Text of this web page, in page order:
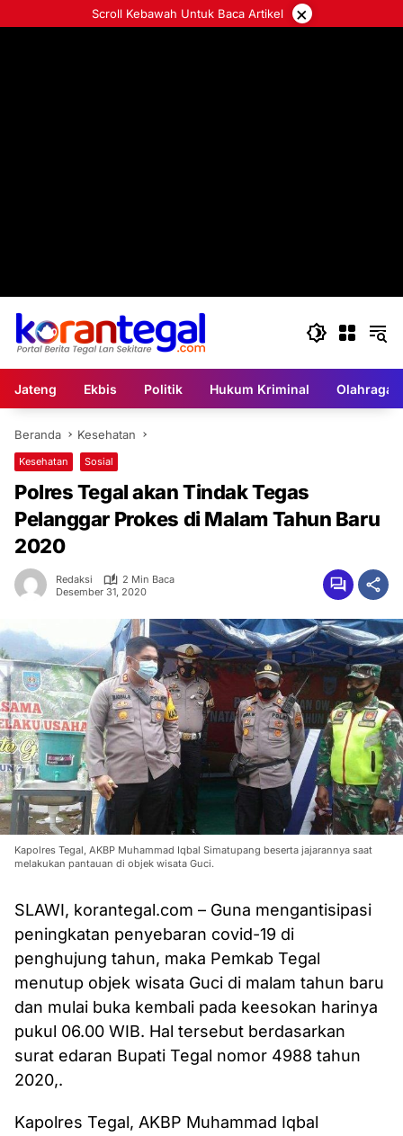
ke
Scroll Kebawah Untuk Baca Artikel ×
Jateng Ekbis Politik Hukum Kriminal Olahraga
Beranda Kesehatan
Kesehatan Sosial
Polres Tegal akan Tindak Tegas
Pelanggar Prokes di Malam Tahun Baru
2020
Redaksi
2 Min Baca
Desember 31, 2020
Kapolres Tegal, AKBP Muhammad Iqbal Simatupang beserta jajarannya saat
melakukan pantauan di objek wisata Guci.
SLAWI, korantegal.com – Guna mengantisipasi
peningkatan penyebaran covid-19 di
penghujung tahun, maka Pemkab Tegal
menutup objek wisata Guci di malam tahun baru
dan mulai buka kembali pada keesokan harinya
pukul 06.00 WIB. Hal tersebut berdasarkan
surat edaran Bupati Tegal nomor 4988 tahun
2020,.
Kapolres Tegal, AKBP Muhammad Iqbal